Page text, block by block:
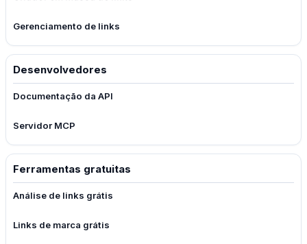
Gerenciamento de links
Desenvolvedores
Documentação da API
Servidor MCP
Ferramentas gratuitas
Análise de links grátis
Links de marca grátis